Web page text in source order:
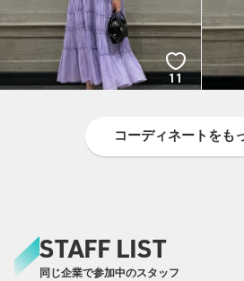
11
コーディネートをも
STAFF LIST
同じ企業で参加中のスタッフ